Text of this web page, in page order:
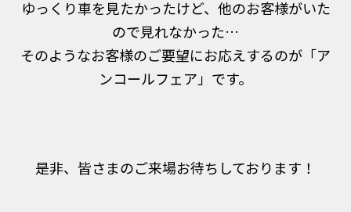
ゆっくり車を見たかったけど、他のお客様がいた
ので見れなかった…
そのようなお客様のご要望にお応えするのが「ア
ンコールフェア」です。
是非、皆さまのご来場お待ちしております！